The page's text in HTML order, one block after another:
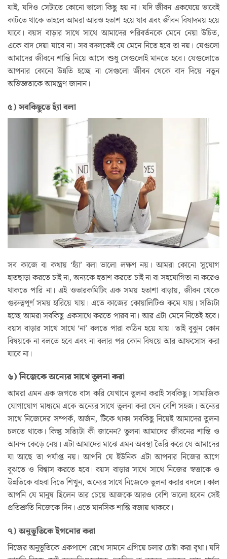
যাই, যদিও সেটাতে কোনো ভালো কিছু হয় না। যদি জীবন একঘেয়ে ভাবেই
কাটতে থাকে তাহলে আমরা আরও হতাশ হয়ে যাব এবং জীবন বিষাদময় হয়ে
যাবে। বয়স বাড়ার সাথে সাথে আমাদের পরিবর্তনকে মেনে নেয়া উচিত,
একে বাদ দেয়া যাবে না। সব বদলকেই যে মেনে নিতে হবে তা নয়। যেগুলো
আমাদের জীবনে শান্তি নিয়ে আসে শুধু সেগুলোই মানতে হবে। যেগুলোতে
আপনার কোনো উন্নতি হচ্ছে না সেগুলো জীবন থেকে বাদ দিয়ে নতুন
অভিজ্ঞতাকে আমন্ত্রণ জানান।
৫) সবকিছুতে হ্যাঁ বলা
সব কাজে বা কথায় ‘হ্যাঁ’ বলা ভালো লক্ষণ নয়। আমরা কোনো সুযোগ
হাতছাড়া করতে চাই না, অন্যকে হতাশ করতে চাই না বা সহযোগিতা না করেও
থাকতে পারি না। এই ওভারকমিটিং এক সময় হতাশা বাড়ায়, জীবন থেকে
গুরুত্বপূর্ণ সময় হারিয়ে যায়। এতে কাজের কোয়ালিটিও কমে যায়। সত্যিটা
হচ্ছে আমরা সবকিছু একসাথে করতে পারব না। আর এটা মেনে নিতেই হবে।
বয়স বাড়ার সাথে সাথে ‘না’ বলতে পারা কঠিন হয়ে যায়। তাই বুঝুন কোন
বিষয়কে না বলতে হবে এবং না বলার পর কোন বিষয়ে আর আফসোস করা
যাবে না।
৬) নিজেকে অন্যের সাথে তুলনা করা
আমরা এমন এক জগতে বাস করি যেখানে তুলনা করাই সবকিছু। সামাজিক
যোগাযোগ মাধ্যমে একে অন্যের সাথে তুলনা করা যেন বেশি সহজ। অন্যের
সাথে নিজেদের সম্পর্ক, অর্জন, টিকে থাকা সবকিছু নিয়েই আমাদের তুলনা
চলতে থাকে। কিন্তু সত্যিটা কী জানেন? তুলনা আমাদের জীবনের শান্তি ও
আনন্দ কেড়ে নেয়। এটা আমাদের মাঝে এমন অবস্থা তৈরি করে যে আমাদের
যা আছে তা পর্যাপ্ত নয়। আপনি যে ইউনিক এটা আপনার নিজের আগে
বুঝতে ও বিশ্বাস করতে হবে। বয়স বাড়ার সাথে সাথে নিজের স্বত্তাকে ও
উন্নতিকে বাহবা দিতে শিখুন, অন্যের সাথে নিজেকে তুলনা করার বদলে। কাল
আপনি যে মানুষ ছিলেন তার চেয়ে আজকে আরও বেশি ভালো হবেন সেই
প্রতিশ্রুতি নিজেকে দিন। এতে মানসিক শান্তি বজায় থাকবে।
৭) অনুভূতিকে ইগনোর করা
নিজের অনুভূতিকে একপাশে রেখে সামনে এগিয়ে চলার চেষ্টা করা বৃথা। যদি